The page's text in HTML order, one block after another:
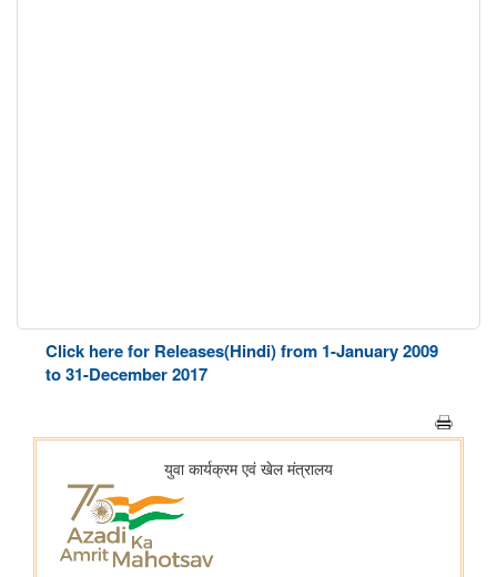
Click here for Releases(Hindi) from 1-January 2009
to 31-December 2017